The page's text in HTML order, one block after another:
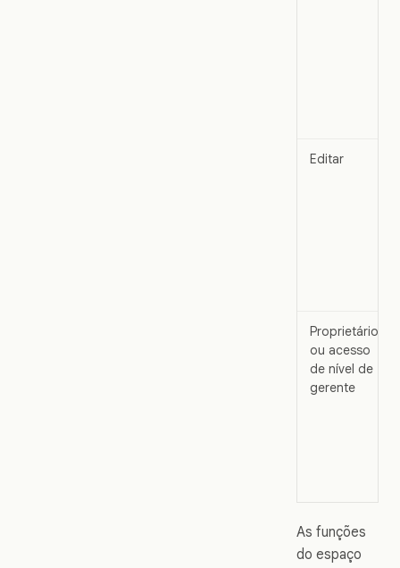
Editar
Proprietário
ou acesso
de nível de
gerente
As funções
do espaço